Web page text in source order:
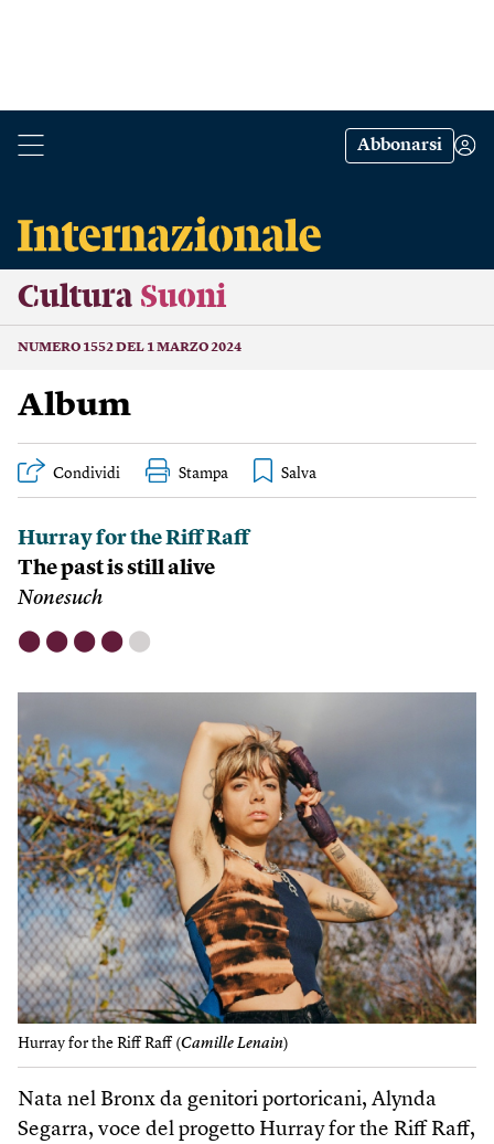
Abbonarsi
Cultura Suoni
NUMERO 1552 DEL 1 MARZO 2024
Album
Condividi Stampa
Hurray for the Riff Raff
The past is still alive
Nonesuch
⬤ ⬤ ⬤ ⬤ ⬤
Hurray for the Riff Raff (Camille Lenain)
Nata nel Bronx da genitori portoricani, Alynda
Segarra, voce del progetto Hurray for the Riff Raff,